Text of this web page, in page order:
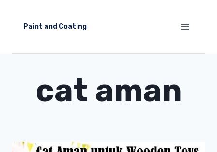
Paint and Coating
cat aman